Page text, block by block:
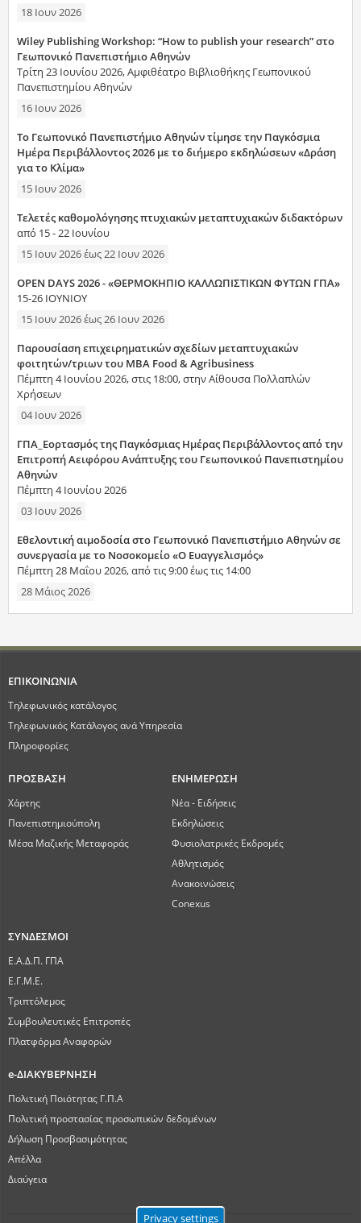
18 Ιουν 2026
Wiley Publishing Workshop: “How to publish your research” στο
Γεωπονικό Πανεπιστήμιο Αθηνών
Τρίτη 23 Ιουνίου 2026, Αμφιθέατρο Βιβλιοθήκης Γεωπονικού
Πανεπιστημίου Αθηνών
16 Ιουν 2026
Το Γεωπονικό Πανεπιστήμιο Αθηνών τίμησε την Παγκόσμια
Ημέρα Περιβάλλοντος 2026 με το διήμερο εκδηλώσεων «Δράση
για το Κλίμα»
15 Ιουν 2026
Τελετές καθομολόγησης πτυχιακών μεταπτυχιακών διδακτόρων
από 15 - 22 Ιουνίου
15 Ιουν 2026έως22 Ιουν 2026
OPEN DAYS 2026 - «ΘΕΡΜΟΚΗΠΙΟ ΚΑΛΛΩΠΙΣΤΙΚΩΝ ΦΥΤΩΝ ΓΠΑ»
15-26 ΙΟΥΝΙΟΥ
15 Ιουν 2026έως26 Ιουν 2026
Παρουσίαση επιχειρηματικών σχεδίων μεταπτυχιακών
φοιτητών/τριων του MBA Food & Agribusiness
Πέμπτη 4 Ιουνίου 2026, στις 18:00, στην Αίθουσα Πολλαπλών
Χρήσεων
04 Ιουν 2026
ΓΠΑ_Εορτασμός της Παγκόσμιας Ημέρας Περιβάλλοντος από την
Επιτροπή Αειφόρου Ανάπτυξης του Γεωπονικού Πανεπιστημίου
Αθηνών
Πέμπτη 4 Ιουνίου 2026
03 Ιουν 2026
Εθελοντική αιμοδοσία στο Γεωπονικό Πανεπιστήμιο Αθηνών σε
συνεργασία με το Νοσοκομείο «Ο Ευαγγελισμός»
Πέμπτη 28 Μαΐου 2026, από τις 9:00 έως τις 14:00
28 Μάιος 2026
ΕΠΙΚΟΙΝΩΝΙΑ
Τηλεφωνικός κατάλογος
Τηλεφωνικός Κατάλογος ανά Υπηρεσία
Πληροφορίες
ΠΡΟΣΒΑΣΗ
Χάρτης
Πανεπιστημιούπολη
Μέσα Μαζικής Μεταφοράς
ΕΝΗΜΕΡΩΣΗ
Νέα - Ειδήσεις
Εκδηλώσεις
Φυσιολατρικές Εκδρομές
Αθλητισμός
Ανακοινώσεις
Conexus
ΣΥΝΔΕΣΜΟΙ
Ε.Α.Δ.Π. ΓΠΑ
Ε.Γ.Μ.Ε.
Τριπτόλεμος
Συμβουλευτικές Επιτροπές
Πλατφόρμα Αναφορών
e-ΔΙΑΚΥΒΕΡΝΗΣΗ
Πολιτική Ποιότητας Γ.Π.Α
Πολιτική προστασίας προσωπικών δεδομένων
Δήλωση Προσβασιμότητας
Απέλλα
Διαύγεια
Privacy settings